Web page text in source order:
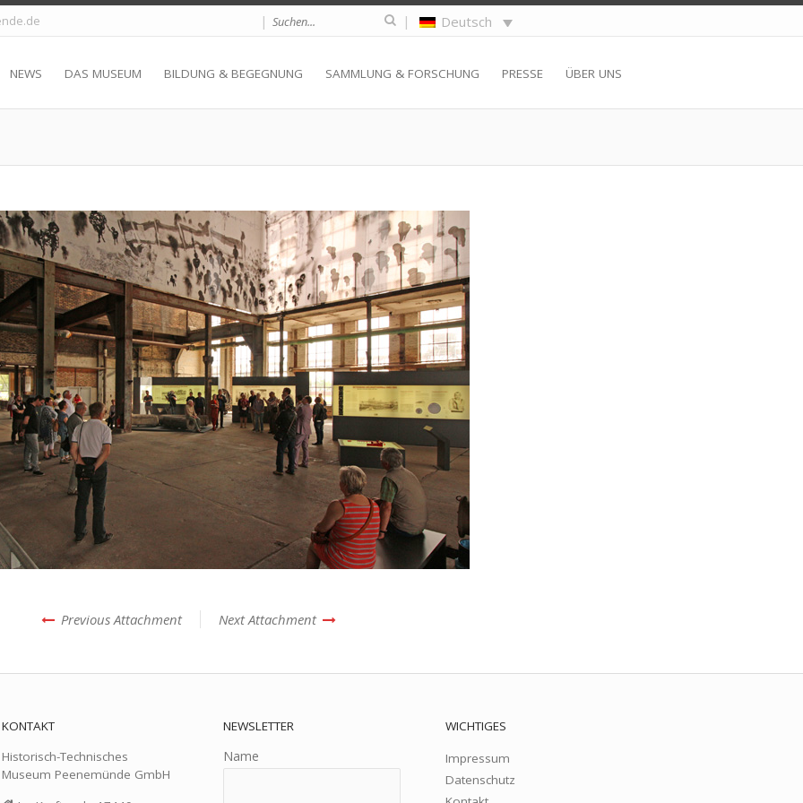
| | Deutsch
NEWS DAS MUSEUM BILDUNG & BEGEGNUNG SAMMLUNG & FORSCHUNG PRESSE ÜBER UNS
Previous Attachment Next Attachment
KONTAKT
Historisch-Technisches
Museum Peenemünde GmbH
NEWSLETTER
Name
WICHTIGES
Impressum
Datenschutz